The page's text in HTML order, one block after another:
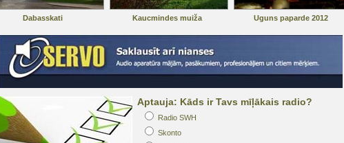
Dabasskati Kaucmindes muiža Uguns paparde 2012
Aptauja: Kāds ir Tavs mīļākais radio?
Radio SWH
Skonto